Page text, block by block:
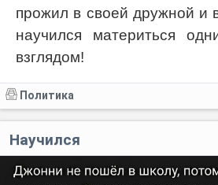
прожил в своей дружной и
научился материться
взглядом!
Политика
Научился